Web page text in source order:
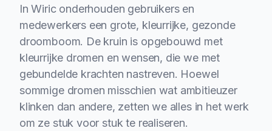
In Wiric onderhouden gebruikers en
medewerkers een grote, kleurrijke, gezonde
droomboom. De kruin is opgebouwd met
kleurrijke dromen en wensen, die we met
gebundelde krachten nastreven. Hoewel
sommige dromen misschien wat ambitieuzer
klinken dan andere, zetten we alles in het werk
om ze stuk voor stuk te realiseren.